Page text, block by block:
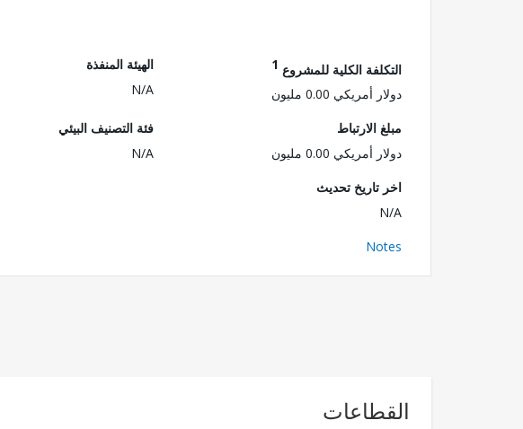
التكلفة الكلية للمشروع 1
دولار أمريكي 0.00 مليون
الهيئة المنفذة
N/A
مبلغ الارتباط
دولار أمريكي 0.00 مليون
فئة التصنيف البيئي
N/A
اخر تاريخ تحديث
N/A
Notes
القطاعات